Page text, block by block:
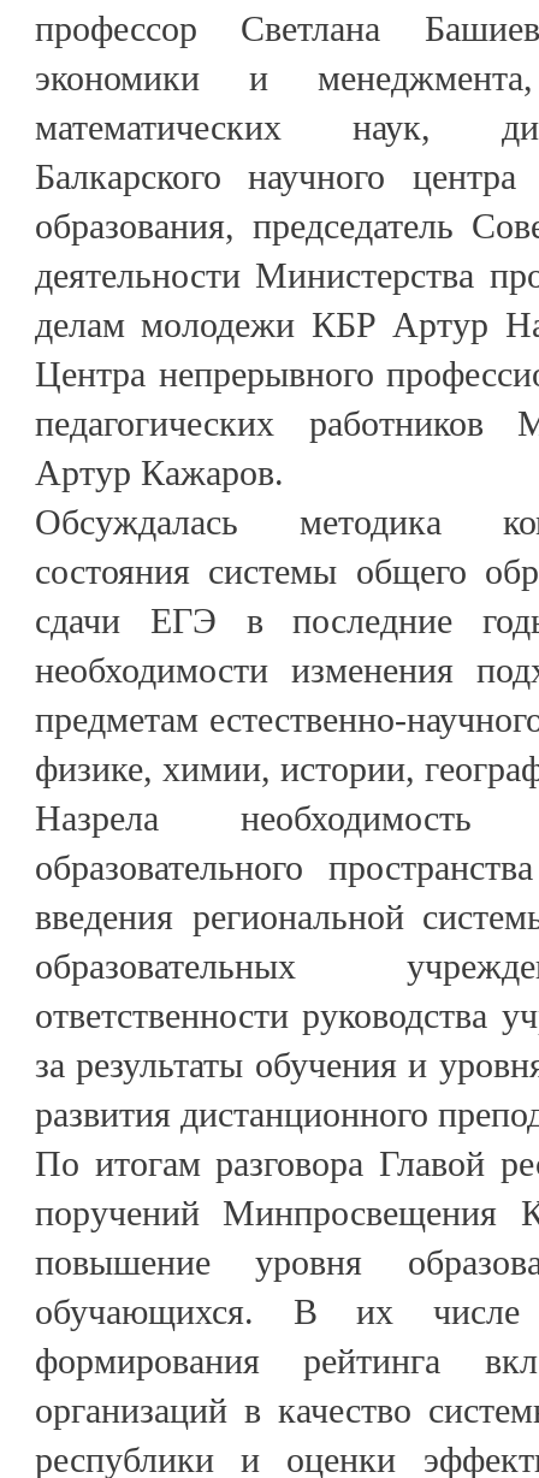
профессор Светлана
экономики и
математических наук,
Балкарского научного
образования, председатель
деятельности Министерства
делам молодежи КБР Артур
Центра непрерывного
педагогических
Артур Кажаров.
Обсуждалась методика
состояния системы общего
сдачи ЕГЭ в последние
необходимости изменения
предметам естественно-
физике, химии, истории,
Назрела необходимость
образовательного
введения региональной
образовательных
ответственности руководства
за результаты обучения и
развития дистанционного
По итогам разговора Главой
поручений Минпросвещения
повышение уровня
обучающихся. В их числе
формирования рейтинга
организаций в качество
республики и оценки